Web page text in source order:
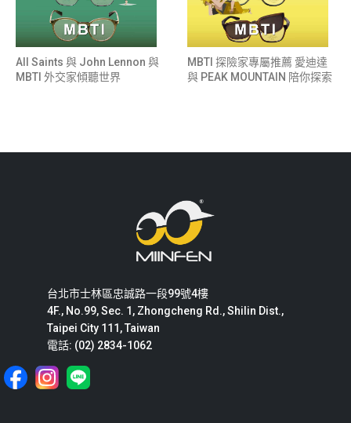
All Saints 與 John Lennon 與
MBTI 外交家傾聽世界
MBTI 探險家專屬推薦 愛迪達
與 PEAK MOUNTAIN 陪你探索
台北市士林區忠誠路一段99號4樓
4F., No.99, Sec. 1, Zhongcheng Rd., Shilin Dist.,
Taipei City 111, Taiwan
電話: (02) 2834-1062